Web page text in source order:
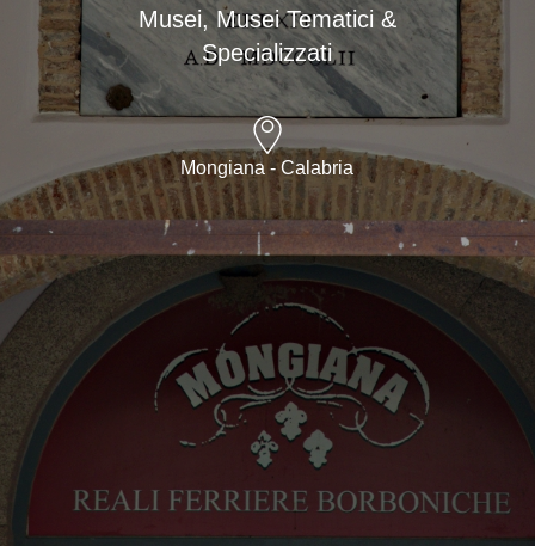
Musei, Musei Tematici &
Specializzati
Mongiana - Calabria